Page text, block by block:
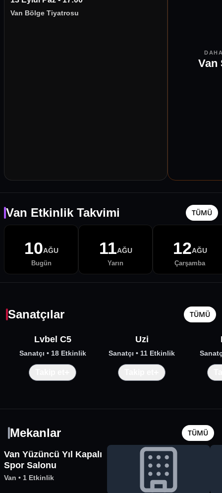
Van Bölge Tiyatrosu
Van
Van Etkinlik Takvimi TÜMÜ
10AĞU
Bugün
11AĞU
Yarın
12AĞU
Çarşamba
Sanatçılar TÜMÜ
Lvbel C5
Sanatçı • 18 Etkinlik
Uzi
Sanatçı • 11 Etkinlik
Mekanlar TÜMÜ
Van Yüzüncü Yıl Kapalı
Spor Salonu
Van • 1 Etkinlik